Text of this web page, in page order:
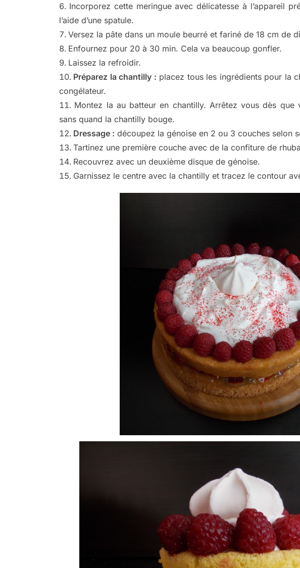
Incorporez cette meringue avec délicatesse à l’appareil
l’aide d’une spatule.
Versez la pâte dans un moule beurré et fariné de 18 cm de
Enfournez pour 20 à 30 min. Cela va beaucoup gonfler.
Laissez la refroidir.
Préparez la chantilly : placez tous les ingrédients pour la
congélateur.
Montez la au batteur en chantilly. Arrêtez vous dès que
sans quand la chantilly bouge.
Dressage : découpez la génoise en 2 ou 3 couches selon
Tartinez une première couche avec de la confiture de
Recouvrez avec un deuxième disque de génoise.
Garnissez le centre avec la chantilly et tracez le contour